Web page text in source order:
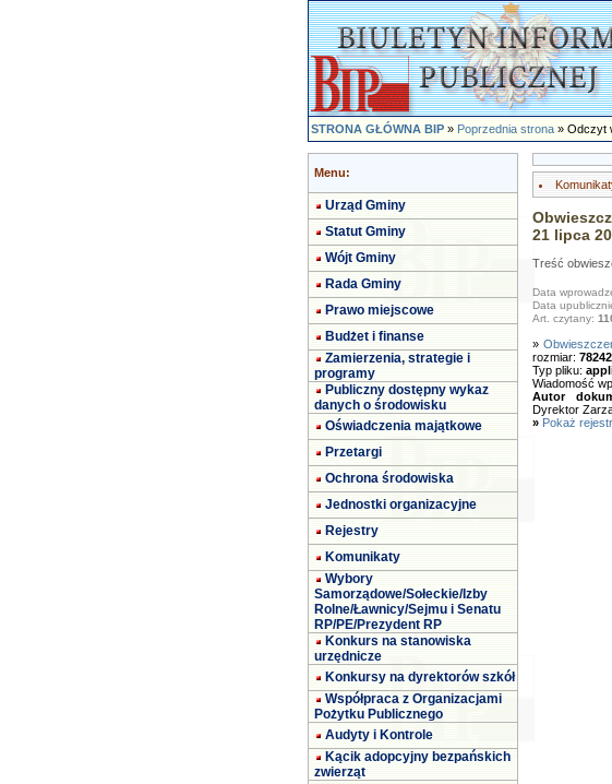
STRONA GŁÓWNA BIP»Poprzednia strona» Odczyt
Menu:
Urząd Gminy
Statut Gminy
Wójt Gminy
Rada Gminy
Prawo miejscowe
Budżet i finanse
Zamierzenia, strategie i
programy
Publiczny dostępny wykaz
danych o środowisku
Oświadczenia majątkowe
Przetargi
Ochrona środowiska
Jednostki organizacyjne
Rejestry
Komunikaty
Wybory
Samorządowe/Sołeckie/Izby
Rolne/Ławnicy/Sejmu i Senatu
RP/PE/Prezydent RP
Konkurs na stanowiska
urzędnicze
Konkursy na dyrektorów szkół
Współpraca z Organizacjami
Pożytku Publicznego
Audyty i Kontrole
Kącik adopcyjny bezpańskich
zwierząt
21 lipca
Treść
Data
Data
Art. czytany:
»
rozmiar: 78242
Typ pliku:
Wiadomość
Autor
Dyrektor
» Pokaż